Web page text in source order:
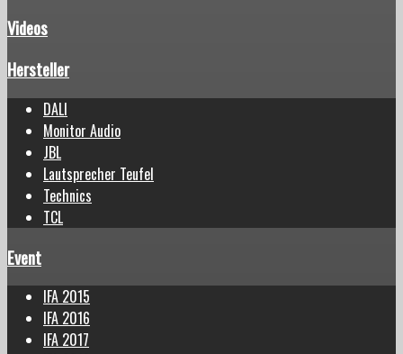
Videos
Hersteller
DALI
Monitor Audio
JBL
Lautsprecher Teufel
Technics
TCL
Event
IFA 2015
IFA 2016
IFA 2017